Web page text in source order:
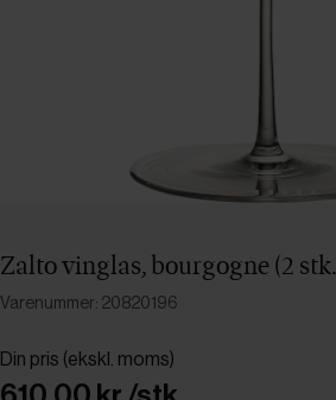
Zalto vinglas, bourgogne (2
Varenummer: 20820196
Din pris (ekskl. moms)